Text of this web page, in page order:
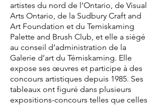
artistes du nord de l’Ontario, de Visual
Arts Ontario, de la Sudbury Craft and
Art Foundation et du Temiskaming
Palette and Brush Club, et elle a siégé
au conseil d’administration de la
Galerie d’art du Témiskaming. Elle
expose ses œuvres et participe à des
concours artistiques depuis 1985. Ses
tableaux ont figuré dans plusieurs
expositions-concours telles que celles